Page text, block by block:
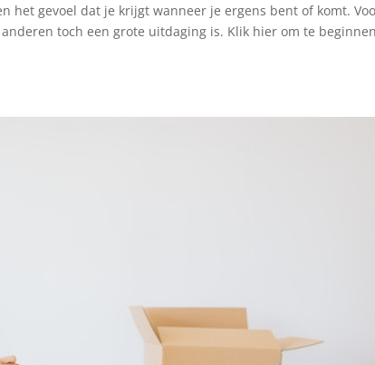
het gevoel dat je krijgt wanneer je ergens bent of komt.
toch een grote uitdaging is. Klik hier om te